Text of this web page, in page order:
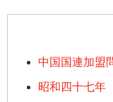
中国国連加盟
昭和四十七年